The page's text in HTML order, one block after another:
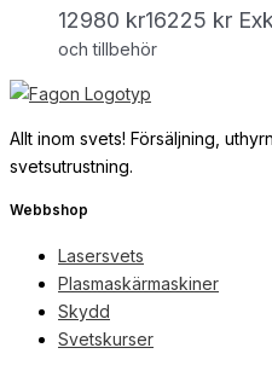
12980 kr16225 kr
och tillbehör
Allt inom svets! Försäljning,
svetsutrustning.
Webbshop
Lasersvets
Plasmaskärmaskiner
Skydd
Svetskurser